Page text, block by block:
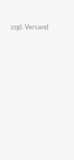
zzgl. Versand